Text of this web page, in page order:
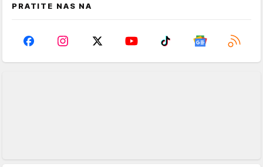
PRATITE NAS NA